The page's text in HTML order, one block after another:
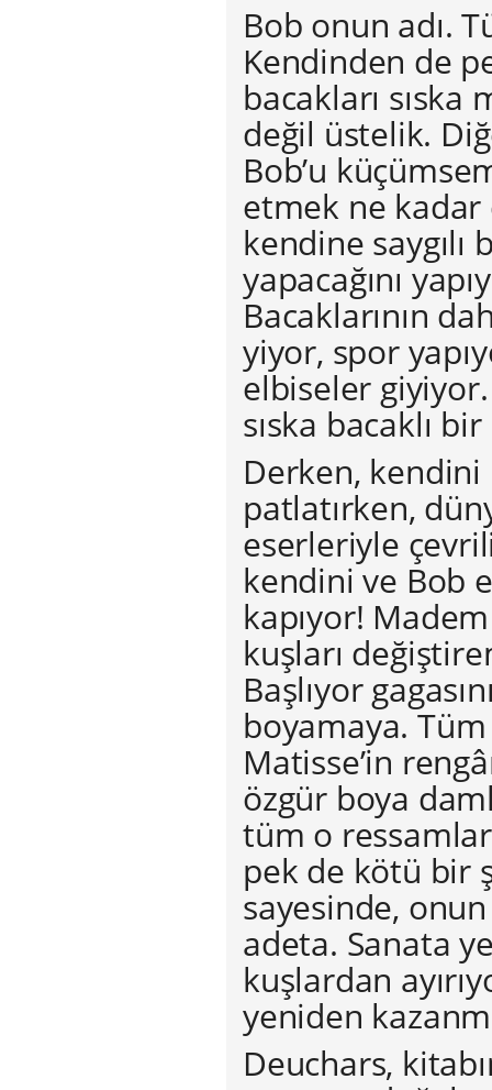
Bob onun adı.
Kendinden de
bacakları sıska
değil üstelik.
Bob’u
etmek ne kadar
kendine
yapacağını
Bacaklarının
yiyor, spor
elbiseler
sıska bacaklı
Derken,
patlatırken,
eserleriyle
kendini ve Bob
kapıyor!
kuşları
Başlıyor
boyamaya.
Matisse’in
özgür boya
tüm o
pek de kötü bir
sayesinde, onun
adeta. Sanata
kuşlardan
yeniden
Deuchars,